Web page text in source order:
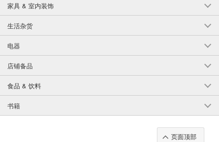
家具 & 室内装饰
生活杂货
电器
店铺备品
食品 & 饮料
书籍
页面顶部